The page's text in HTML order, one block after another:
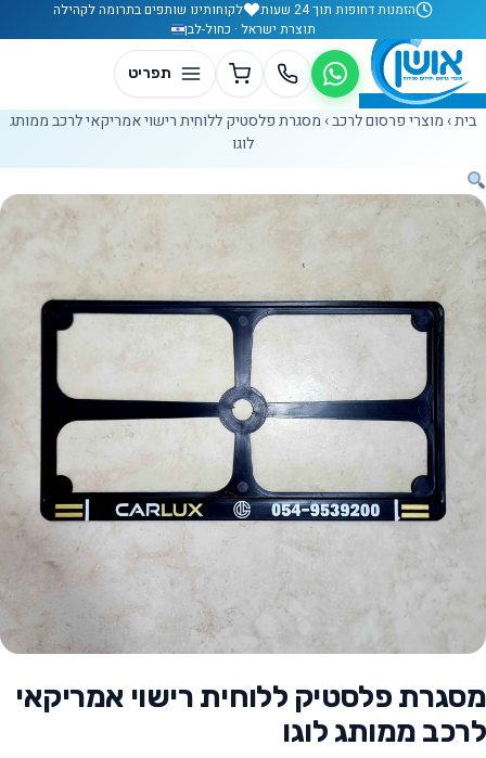
דלג לתוכןהזמנות דחופות תוך 24 שעות
לקוחותינו שותפים בתרומה לקהילה
תוצרת ישראל · כחול-לבן
בית› מוצרי פרסום לרכב› מסגרת פלסטיק ללוחית רישוי אמריקאי לרכב ממותג
לוגו
מסגרת פלסטיק ללוחית רישוי אמריקאי
לרכב ממותג לוגו